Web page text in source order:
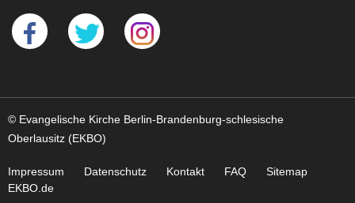
© Evangelische Kirche Berlin-Brandenburg-schlesische
Oberlausitz (EKBO)
Impressum Datenschutz Kontakt FAQ
Sitemap
EKBO.de